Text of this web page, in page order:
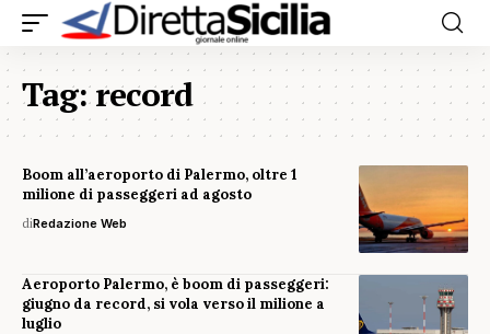
Tag:record
Boom all’aeroporto di Palermo, oltre 1
milione di passeggeri ad agosto
diRedazione Web
Aeroporto Palermo, è boom di passeggeri:
giugno da record, si vola verso il milione a
luglio